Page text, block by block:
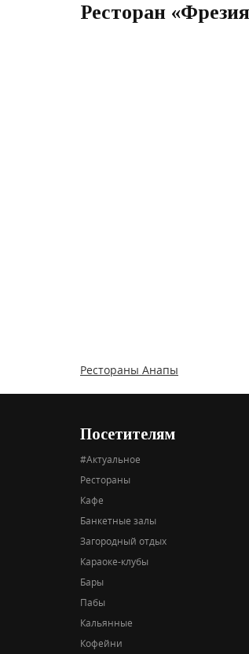
Ресторан
Рестораны Анапы
Посетителям
#Актуальное
Рестораны
Кафе
Банкетные залы
Загородный отдых
Караоке-клубы
Бары
Пабы
Кальянные
Кофейни